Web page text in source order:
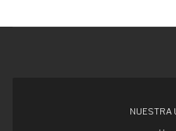
NUESTRA